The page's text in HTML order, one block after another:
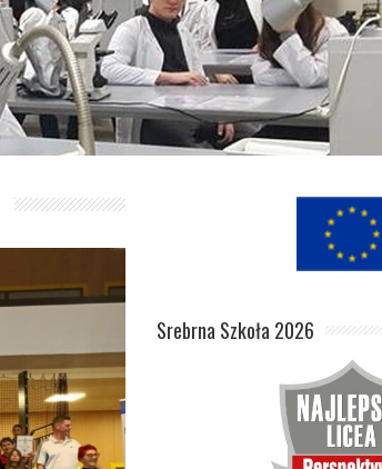
Srebrna Szkoła 2026